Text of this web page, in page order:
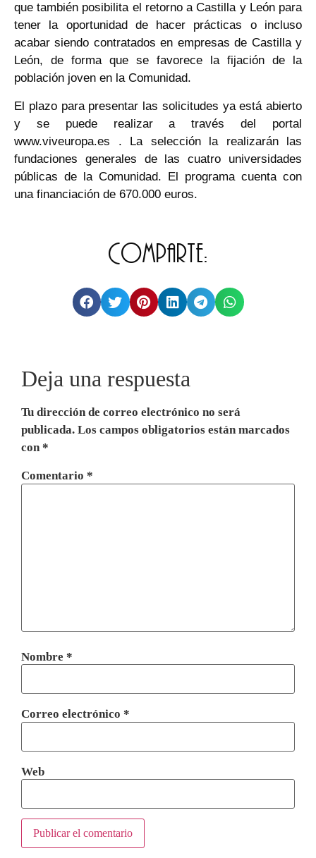
que también posibilita el retorno a Castilla y León para
tener la oportunidad de hacer prácticas o incluso
acabar siendo contratados en empresas de Castilla y
León, de forma que se favorece la fijación de la
población joven en la Comunidad.
El plazo para presentar las solicitudes ya está abierto
y se puede realizar a través del portal
www.viveuropa.es . La selección la realizarán las
fundaciones generales de las cuatro universidades
públicas de la Comunidad. El programa cuenta con
una financiación de 670.000 euros.
Comparte:
Deja una respuesta
Tu dirección de correo electrónico no será
publicada. Los campos obligatorios están marcados
con *
Comentario *
Nombre *
Correo electrónico *
Web